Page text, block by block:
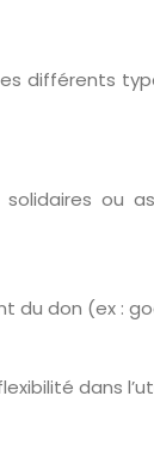
différents
ou
don (ex :
dans